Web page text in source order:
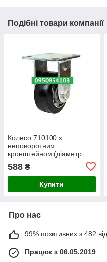
Подібні товари компанії
Колесо 710100 з
неповоротним
кронштейном (діаметр
588 ₴
Купити
Про нас
99% позитивних з 482
Працює з 06.05.2019